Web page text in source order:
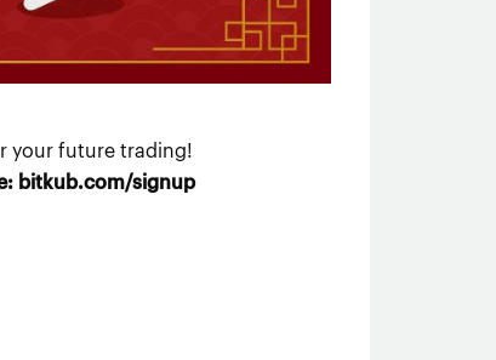
your future trading!
bitkub.com/signup